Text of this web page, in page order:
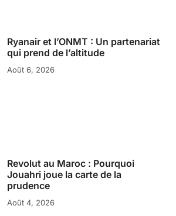
Ryanair et l’ONMT : Un partenariat
qui prend de l’altitude
Août 6, 2026
Revolut au Maroc : Pourquoi
Jouahri joue la carte de la
prudence
Août 4, 2026